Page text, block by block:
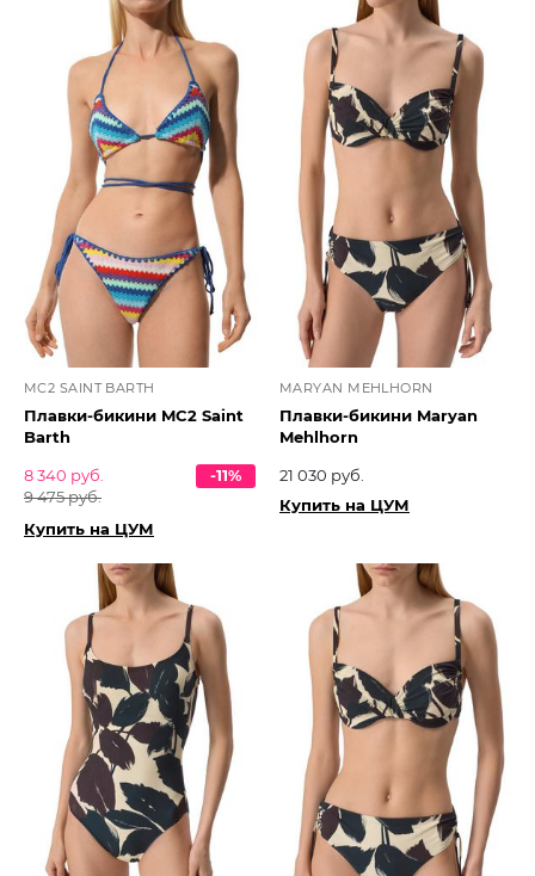
MC2 SAINT BARTH
Плавки-бикини MC2 Saint
Barth
8 340 руб.
9 475 руб.
-11%
Купить на ЦУМ
MARYAN MEHLHORN
Плавки-бикини Maryan
Mehlhorn
21 030 руб.
Купить на ЦУМ